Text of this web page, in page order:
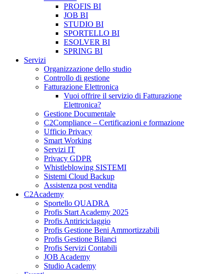
PROFIS BI
JOB BI
STUDIO BI
SPORTELLO BI
ESOLVER BI
SPRING BI
Servizi
Organizzazione dello studio
Controllo di gestione
Fatturazione Elettronica
Vuoi offrire il servizio di Fatturazione
Elettronica?
Gestione Documentale
C2Compliance – Certificazioni e formazione
Ufficio Privacy
Smart Working
Servizi IT
Privacy GDPR
Whistleblowing SISTEMI
Sistemi Cloud Backup
Assistenza post vendita
C2Academy
Sportello QUADRA
Profis Start Academy 2025
Profis Antiriciclaggio
Profis Gestione Beni Ammortizzabili
Profis Gestione Bilanci
Profis Servizi Contabili
JOB Academy
Studio Academy